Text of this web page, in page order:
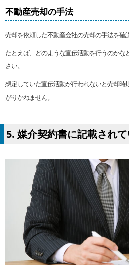
不動産売却の手法
売却を依頼した不動産会社の売却の手法を確
たとえば、どのような宣伝活動を行うのか
さい。
想定していた宣伝活動が行われないと売却
がりかねません。
5. 媒介契約書に記載され